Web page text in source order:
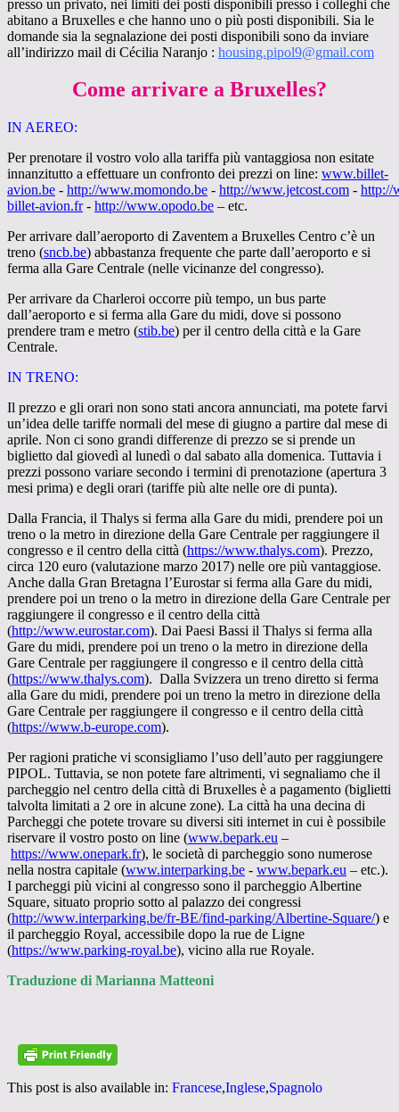
presso un privato, nei limiti dei posti disponibili presso i colleghi che
abitano a Bruxelles e che hanno uno o più posti disponibili. Sia le
domande sia la segnalazione dei posti disponibili sono da inviare
allʼindirizzo mail di Cécilia Naranjo : housing.pipol9@gmail.com
Come arrivare a Bruxelles?
IN AEREO:
Per prenotare il vostro volo alla tariffa più vantaggiosa non esitate
innanzitutto a effettuare un confronto dei prezzi on line: www.billet-
avion.be - http://www.momondo.be - http://www.jetcost.com - http://
billet-avion.fr- http://www.opodo.be – etc.
Per arrivare dallʼaeroporto di Zaventem a Bruxelles Centro cʼè un
treno (sncb.be) abbastanza frequente che parte dallʼaeroporto e si
ferma alla Gare Centrale (nelle vicinanze del congresso).
Per arrivare da Charleroi occorre più tempo, un bus parte
dallʼaeroporto e si ferma alla Gare du midi, dove si possono
prendere tram e metro (stib.be) per il centro della città e la Gare
Centrale.
IN TRENO:
Il prezzo e gli orari non sono stati ancora annunciati, ma potete farvi
unʼidea delle tariffe normali del mese di giugno a partire dal mese di
aprile. Non ci sono grandi differenze di prezzo se si prende un
biglietto dal giovedì al lunedì o dal sabato alla domenica. Tuttavia i
prezzi possono variare secondo i termini di prenotazione (apertura 3
mesi prima) e degli orari (tariffe più alte nelle ore di punta).
Dalla Francia, il Thalys si ferma alla Gare du midi, prendere poi un
treno o la metro in direzione della Gare Centrale per raggiungere il
congresso e il centro della città (https://www.thalys.com). Prezzo,
circa 120 euro (valutazione marzo 2017) nelle ore più vantaggiose.
Anche dalla Gran Bretagna lʼEurostar si ferma alla Gare du midi,
prendere poi un treno o la metro in direzione della Gare Centrale per
raggiungere il congresso e il centro della città
(http://www.eurostar.com). Dai Paesi Bassi il Thalys si ferma alla
Gare du midi, prendere poi un treno o la metro in direzione della
Gare Centrale per raggiungere il congresso e il centro della città
(https://www.thalys.com). Dalla Svizzera un treno diretto si ferma
alla Gare du midi, prendere poi un treno la metro in direzione della
Gare Centrale per raggiungere il congresso e il centro della città
(https://www.b-europe.com).
Per ragioni pratiche vi sconsigliamo lʼuso dellʼauto per raggiungere
PIPOL. Tuttavia, se non potete fare altrimenti, vi segnaliamo che il
parcheggio nel centro della città di Bruxelles è a pagamento (biglietti
talvolta limitati a 2 ore in alcune zone). La città ha una decina di
Parcheggi che potete trovare su diversi siti internet in cui è possibile
riservare il vostro posto on line (www.bepark.eu –
https://www.onepark.fr), le società di parcheggio sono numerose
nella nostra capitale (www.interparking.be - www.bepark.eu – etc.).
I parcheggi più vicini al congresso sono il parcheggio Albertine
Square, situato proprio sotto al palazzo dei congressi
(http://www.interparking.be/fr-BE/find-parking/Albertine-Square/) e
il parcheggio Royal, accessibile dopo la rue de Ligne
(https://www.parking-royal.be), vicino alla rue Royale.
Traduzione di Marianna Matteoni
This post is also available in: Francese Inglese Spagnolo